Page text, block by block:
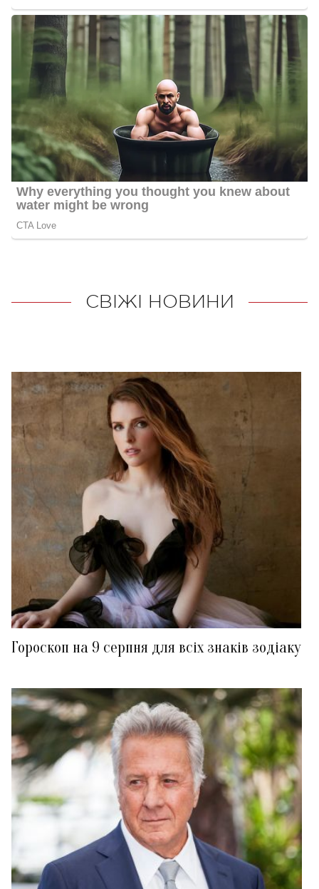
СВІЖІ НОВИНИ
Гороскоп на 9 серпня для всіх знаків зодіаку